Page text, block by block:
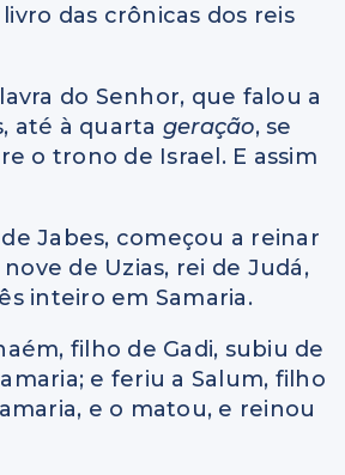
das crônicas dos reis
do Senhor, que falou a
até à quarta geração, se
o trono de Israel. E assim
Jabes, começou a reinar
de Uzias, rei de Judá,
inteiro em Samaria.
filho de Gadi, subiu de
e feriu a Salum, filho
e o matou, e reinou